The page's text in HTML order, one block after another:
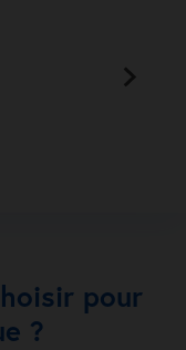
pour
?